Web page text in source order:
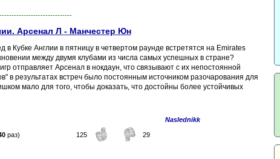
Арсенал Л - Манчестер Юн
Кубке Англии в пятницу в четвертом раунде встретятся на Emirates
между двумя клубами из числа самых успешных в стране?
отправляет Арсенал в нокдаун, что связывают с их непостоянной
в результатах встреч было постоянным источником разочарования для
мало для того, чтобы доказать, что достойны более устойчивых
Naslednikk
раз) 125 29